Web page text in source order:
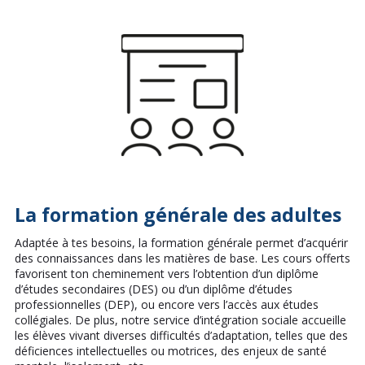
La formation générale des adultes
Adaptée à tes besoins, la formation générale permet d’acquérir
des connaissances dans les matières de base. Les cours offerts
favorisent ton cheminement vers l’obtention d’un diplôme
d’études secondaires (DES) ou d’un diplôme d’études
professionnelles (DEP), ou encore vers l’accès aux études
collégiales. De plus, notre service d’intégration sociale accueille
les élèves vivant diverses difficultés d’adaptation, telles que des
déficiences intellectuelles ou motrices, des enjeux de santé